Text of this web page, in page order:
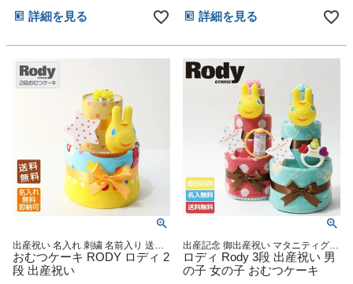
詳細を見る 詳細を見る
出産祝い 名入れ 刺繍 名前入り 送料
無料 ウォッシュタオル ベビーグッズ
プレゼント
おむつケーキ RODY ロディ 2
段 出産祝い
出産記念 御出産祝い マタニティグッ
ズ Baby shower マタニティ 妊婦ママ
御出産祝い 妊娠祝い 誕生日祝い ハ
ーフバースデー
ロディ Rody 3段 出産祝い 男
の子 女の子 おむつケーキ